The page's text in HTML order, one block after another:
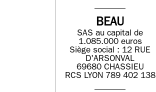
BEAU
SAS au capital de
1.085.000 euros
Siège social : 12 RUE
D'ARSONVAL
69680 CHASSIEU
RCS LYON 789 402 138